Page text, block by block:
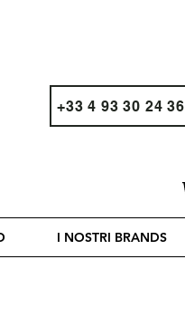
+33 4 93 30 24 36
I NOSTRI BRANDS